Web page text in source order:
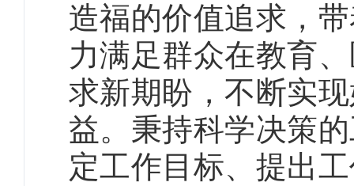
造福的价值追求，
力满足群众在教育
求新期盼，不断实
益。秉持科学决策
定工作目标、提出